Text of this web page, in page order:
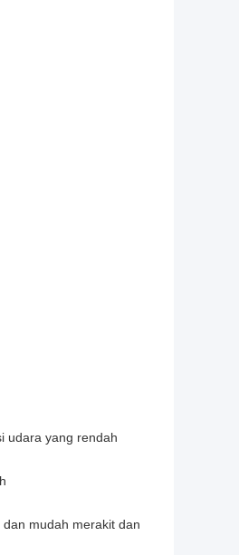
udara yang rendah
mudah merakit dan